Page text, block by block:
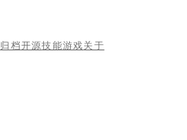
归档开源技能游戏关于